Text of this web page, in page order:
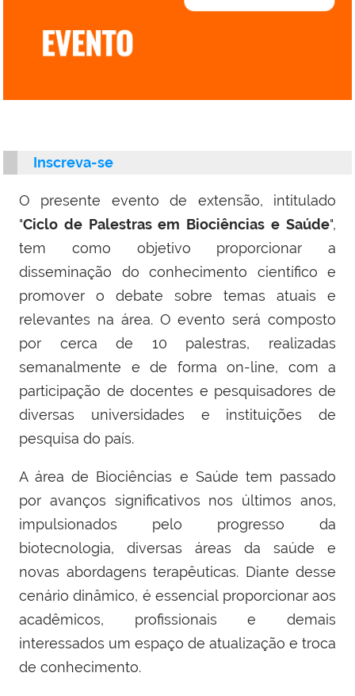
Inscreva-se
O presente evento de extensão, intitulado
"Ciclo de Palestras em Biociências e Saúde",
tem como objetivo proporcionar a
disseminação do conhecimento científico e
promover o debate sobre temas atuais e
relevantes na área. O evento será composto
por cerca de 10 palestras, realizadas
semanalmente e de forma on-line, com a
participação de docentes e pesquisadores de
diversas universidades e instituições de
pesquisa do país.
A área de Biociências e Saúde tem passado
por avanços significativos nos últimos anos,
impulsionados pelo progresso da
biotecnologia, diversas áreas da saúde e
novas abordagens terapêuticas. Diante desse
cenário dinâmico, é essencial proporcionar aos
acadêmicos, profissionais e demais
interessados um espaço de atualização e troca
de conhecimento.